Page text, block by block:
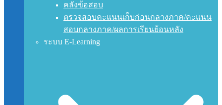
คลังข้อสอบ
ตรวจสอบคะแนนเก็บก่อนกลางภาค/คะแนน
สอบกลางภาค/ผลการเรียนย้อนหลัง
ระบบ E-Learning